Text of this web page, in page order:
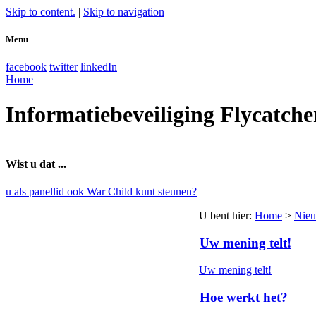
Skip to content. | Skip to navigation
Menu
facebook twitter linkedIn
Home
Informatiebeveiliging
Wist u dat ...
u als panellid ook War Child kunt steunen?
U bent hier: Home >
Uw mening telt!
Uw mening telt!
Hoe werkt het?